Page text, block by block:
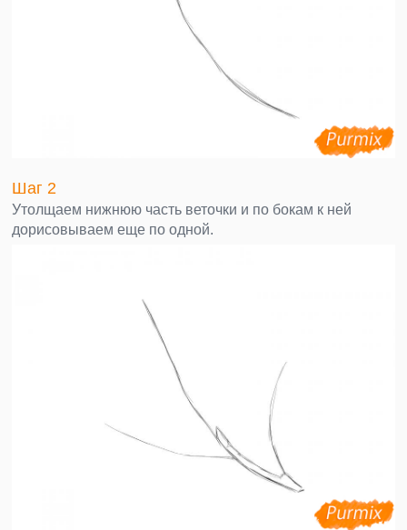
Шаг 2
Утолщаем нижнюю часть веточки и по бокам к ней
дорисовываем еще по одной.